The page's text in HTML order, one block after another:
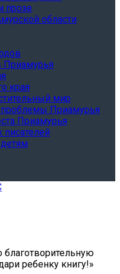
прозе
области
Приамурья
края
мир
проблемы Приамурья
Приамурья
писателей
ребенку книгу!»